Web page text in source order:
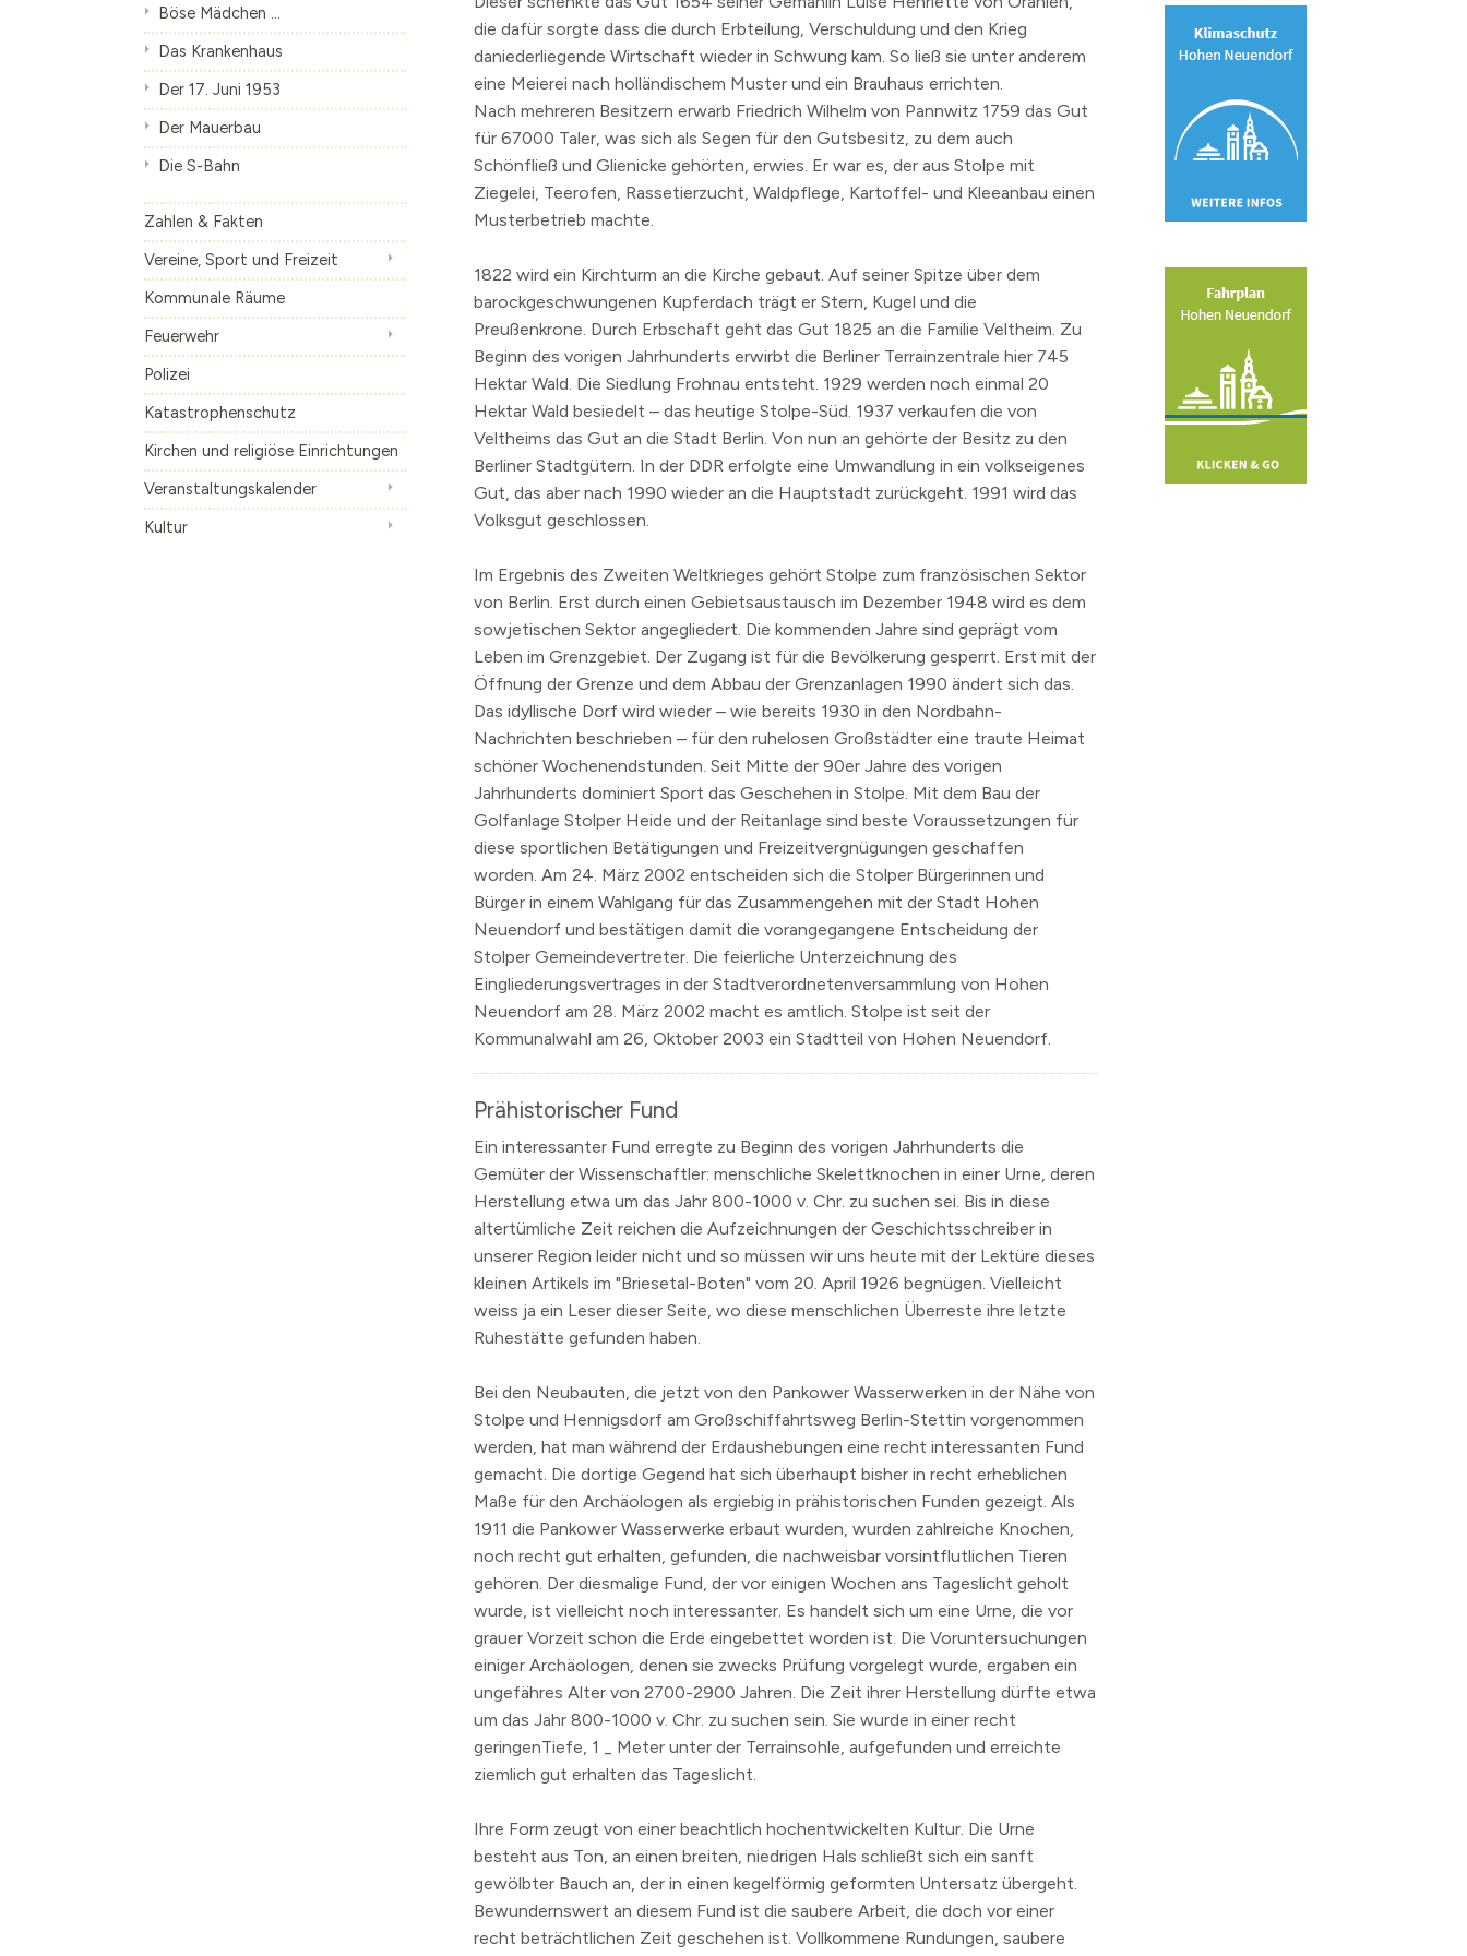
Die S-Bahn
Inhalte anzeigen
Altes Künstlerverzeichnis
Skulpturen Boulevard
Böse Mädchen ...
Das Krankenhaus
Der 17. Juni 1953
Der Mauerbau
Die S-Bahn
Zahlen & Fakten
Vereine, Sport und Freizeit
Kommunale Räume
Feuerwehr
Polizei
Katastrophenschutz
Kirchen und religiöse Einrichtungen
Veranstaltungskalender
Kultur
die dafür sorgte dass die durch Erbteilung, Verschuldung und den Krieg
daniederliegende Wirtschaft wieder in Schwung kam. So ließ sie unter anderem
eine Meierei nach holländischem Muster und ein Brauhaus errichten.
Nach mehreren Besitzern erwarb Friedrich Wilhelm von Pannwitz 1759 das Gut
für 67000 Taler, was sich als Segen für den Gutsbesitz, zu dem auch
Schönfließ und Glienicke gehörten, erwies. Er war es, der aus Stolpe mit
Ziegelei, Teerofen, Rassetierzucht, Waldpflege, Kartoffel- und Kleeanbau einen
Musterbetrieb machte.
1822 wird ein Kirchturm an die Kirche gebaut. Auf seiner Spitze über dem
barockgeschwungenen Kupferdach trägt er Stern, Kugel und die
Preußenkrone. Durch Erbschaft geht das Gut 1825 an die Familie Veltheim. Zu
Beginn des vorigen Jahrhunderts erwirbt die Berliner Terrainzentrale hier 745
Hektar Wald. Die Siedlung Frohnau entsteht. 1929 werden noch einmal 20
Hektar Wald besiedelt – das heutige Stolpe-Süd. 1937 verkaufen die von
Veltheims das Gut an die Stadt Berlin. Von nun an gehörte der Besitz zu den
Berliner Stadtgütern. In der DDR erfolgte eine Umwandlung in ein volkseigenes
Gut, das aber nach 1990 wieder an die Hauptstadt zurückgeht. 1991 wird das
Volksgut geschlossen.
Im Ergebnis des Zweiten Weltkrieges gehört Stolpe zum französischen Sektor
von Berlin. Erst durch einen Gebietsaustausch im Dezember 1948 wird es dem
sowjetischen Sektor angegliedert. Die kommenden Jahre sind geprägt vom
Leben im Grenzgebiet. Der Zugang ist für die Bevölkerung gesperrt. Erst mit der
Öffnung der Grenze und dem Abbau der Grenzanlagen 1990 ändert sich das.
Das idyllische Dorf wird wieder – wie bereits 1930 in den Nordbahn-
Nachrichten beschrieben – für den ruhelosen Großstädter eine traute Heimat
schöner Wochenendstunden. Seit Mitte der 90er Jahre des vorigen
Jahrhunderts dominiert Sport das Geschehen in Stolpe. Mit dem Bau der
Golfanlage Stolper Heide und der Reitanlage sind beste Voraussetzungen für
diese sportlichen Betätigungen und Freizeitvergnügungen geschaffen
worden. Am 24. März 2002 entscheiden sich die Stolper Bürgerinnen und
Bürger in einem Wahlgang für das Zusammengehen mit der Stadt Hohen
Neuendorf und bestätigen damit die vorangegangene Entscheidung der
Stolper Gemeindevertreter. Die feierliche Unterzeichnung des
Eingliederungsvertrages in der Stadtverordnetenversammlung von Hohen
Neuendorf am 28. März 2002 macht es amtlich. Stolpe ist seit der
Kommunalwahl am 26, Oktober 2003 ein Stadtteil von Hohen Neuendorf.
Prähistorischer Fund
Ein interessanter Fund erregte zu Beginn des vorigen Jahrhunderts die
Gemüter der Wissenschaftler: menschliche Skelettknochen in einer Urne, deren
Herstellung etwa um das Jahr 800-1000 v. Chr. zu suchen sei. Bis in diese
altertümliche Zeit reichen die Aufzeichnungen der Geschichtsschreiber in
unserer Region leider nicht und so müssen wir uns heute mit der Lektüre dieses
kleinen Artikels im "Briesetal-Boten" vom 20. April 1926 begnügen. Vielleicht
weiss ja ein Leser dieser Seite, wo diese menschlichen Überreste ihre letzte
Ruhestätte gefunden haben.
Bei den Neubauten, die jetzt von den Pankower Wasserwerken in der Nähe von
Stolpe und Hennigsdorf am Großschiffahrtsweg Berlin-Stettin vorgenommen
werden, hat man während der Erdaushebungen eine recht interessanten Fund
gemacht. Die dortige Gegend hat sich überhaupt bisher in recht erheblichen
Maße für den Archäologen als ergiebig in prähistorischen Funden gezeigt. Als
1911 die Pankower Wasserwerke erbaut wurden, wurden zahlreiche Knochen,
noch recht gut erhalten, gefunden, die nachweisbar vorsintflutlichen Tieren
gehören. Der diesmalige Fund, der vor einigen Wochen ans Tageslicht geholt
wurde, ist vielleicht noch interessanter. Es handelt sich um eine Urne, die vor
grauer Vorzeit schon die Erde eingebettet worden ist. Die Voruntersuchungen
einiger Archäologen, denen sie zwecks Prüfung vorgelegt wurde, ergaben ein
ungefähres Alter von 2700-2900 Jahren. Die Zeit ihrer Herstellung dürfte etwa
um das Jahr 800-1000 v. Chr. zu suchen sein. Sie wurde in einer recht
geringenTiefe, 1 _ Meter unter der Terrainsohle, aufgefunden und erreichte
ziemlich gut erhalten das Tageslicht.
Ihre Form zeugt von einer beachtlich hochentwickelten Kultur. Die Urne
besteht aus Ton, an einen breiten, niedrigen Hals schließt sich ein sanft
gewölbter Bauch an, der in einen kegelförmig geformten Untersatz übergeht.
Bewundernswert an diesem Fund ist die saubere Arbeit, die doch vor einer
recht beträchtlichen Zeit geschehen ist. Vollkommene Rundungen, saubere